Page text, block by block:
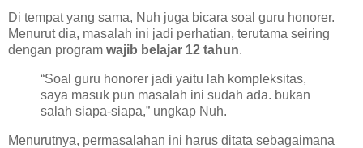
Di tempat yang sama, Nuh juga bicara soal guru honorer.
Menurut dia, masalah ini jadi perhatian, terutama seiring
dengan program wajib belajar 12 tahun.
“Soal guru honorer jadi yaitu lah kompleksitas,
saya masuk pun masalah ini sudah ada. bukan
salah siapa-siapa,” ungkap Nuh.
Menurutnya, permasalahan ini harus ditata sebagaimana